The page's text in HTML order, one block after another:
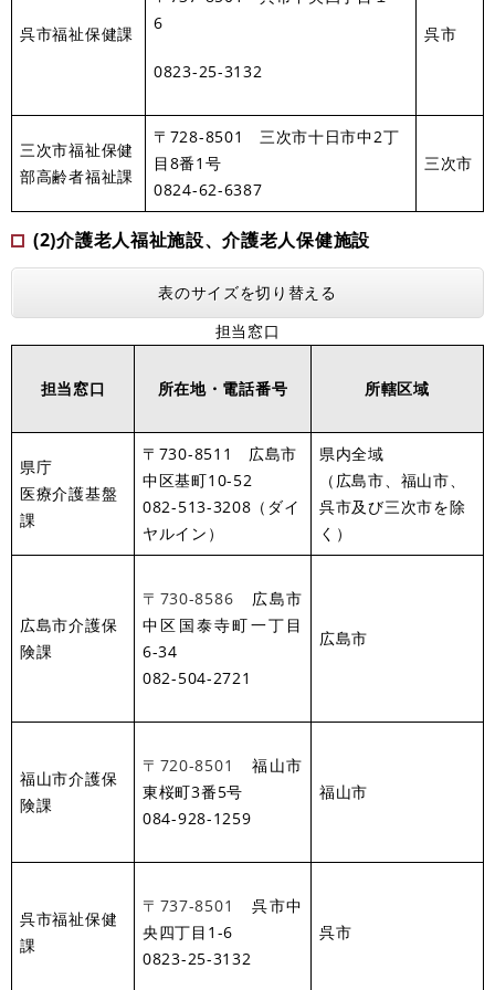
呉市福祉保健課
6
0823-25-3132
呉市
三次市福祉保健
部高齢者福祉課
〒728-8501 三次市十日市中2丁
目8番1号
0824-62-6387
三次市
(2)介護老人福祉施設、介護老人保健施設
表のサイズを切り替える
担当窓口
担当窓口 所在地・電話番号 所轄区域
県庁
医療介護基盤
課
〒730-8511 広島市
中区基町10-52
082-513-3208（ダイ
ヤルイン）
県内全域
（広島市、福山市、
呉市及び三次市を除
く）
広島市介護保
険課
〒 730-8586 広島市
中区国泰寺町一丁目
6-34
082-504-2721
広島市
福山市介護保
険課
〒 720-8501
福山市
東桜町3番5号
084-928-1259
福山市
呉市福祉保健
課
〒 737-8501 呉市中
央四丁目1-6
0823-25-3132
呉市